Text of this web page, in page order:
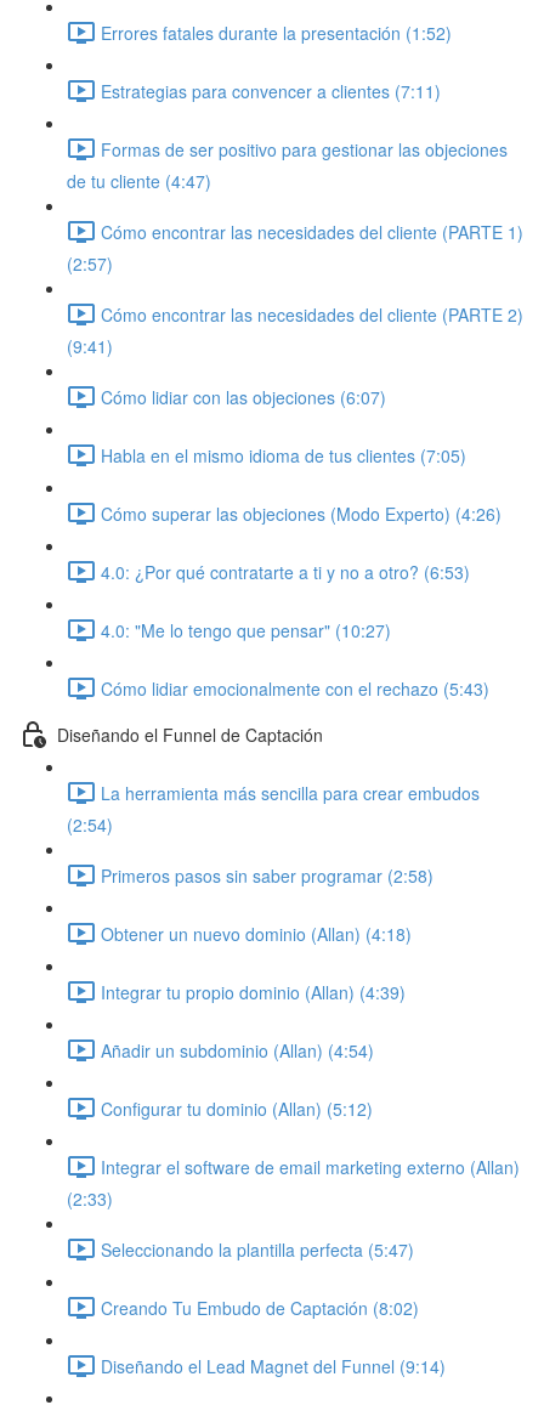
Errores fatales durante la presentación (1:52)
Estrategias para convencer a clientes (7:11)
Formas de ser positivo para gestionar las objeciones
de tu cliente (4:47)
Cómo encontrar las necesidades del cliente (PARTE 1)
(2:57)
Cómo encontrar las necesidades del cliente (PARTE 2)
(9:41)
Cómo lidiar con las objeciones (6:07)
Habla en el mismo idioma de tus clientes (7:05)
Cómo superar las objeciones (Modo Experto) (4:26)
4.0: ¿Por qué contratarte a ti y no a otro? (6:53)
4.0: "Me lo tengo que pensar" (10:27)
Cómo lidiar emocionalmente con el rechazo (5:43)
Diseñando el Funnel de Captación
La herramienta más sencilla para crear embudos
(2:54)
Primeros pasos sin saber programar (2:58)
Obtener un nuevo dominio (Allan) (4:18)
Integrar tu propio dominio (Allan) (4:39)
Añadir un subdominio (Allan) (4:54)
Configurar tu dominio (Allan) (5:12)
Integrar el software de email marketing externo (Allan)
(2:33)
Seleccionando la plantilla perfecta (5:47)
Creando Tu Embudo de Captación (8:02)
Diseñando el Lead Magnet del Funnel (9:14)